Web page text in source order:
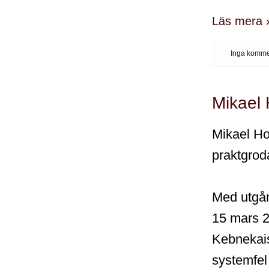
Läs mera
Inga
Mikael
Mikael
Med
15 mars